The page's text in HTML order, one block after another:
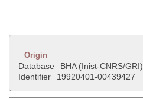
Origin
Database
BHA (Inist-CNRS/GRI)
Identifier
19920401-00439427